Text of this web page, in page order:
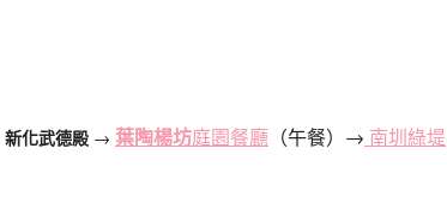
新化武德殿 → 葉陶楊坊庭園餐廳 （午餐）→ 南圳綠堤